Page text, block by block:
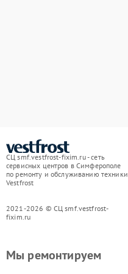
СЦ smf.vestfrost-fixim.ru - сеть
сервисных центров в Симферополе
по ремонту и обслуживанию техники
Vestfrost
2021-2026 © СЦ smf.vestfrost-
fixim.ru
Мы ремонтируем